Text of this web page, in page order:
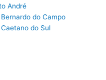
André
Bernardo do Campo
Caetano do Sul